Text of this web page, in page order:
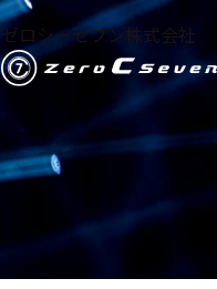
ゼロシーセブン株式会社